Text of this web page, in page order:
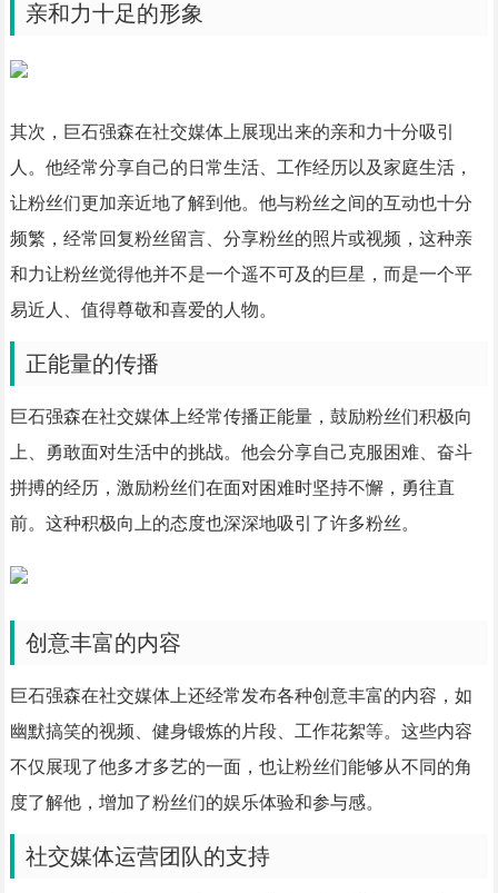
亲和力十足的形象
其次，巨石强森在社交媒体上展现出来的亲和力十分吸引
人。他经常分享自己的日常生活、工作经历以及家庭生活，
让粉丝们更加亲近地了解到他。他与粉丝之间的互动也十分
频繁，经常回复粉丝留言、分享粉丝的照片或视频，这种亲
和力让粉丝觉得他并不是一个遥不可及的巨星，而是一个平
易近人、值得尊敬和喜爱的人物。
正能量的传播
巨石强森在社交媒体上经常传播正能量，鼓励粉丝们积极向
上、勇敢面对生活中的挑战。他会分享自己克服困难、奋斗
拼搏的经历，激励粉丝们在面对困难时坚持不懈，勇往直
前。这种积极向上的态度也深深地吸引了许多粉丝。
创意丰富的内容
巨石强森在社交媒体上还经常发布各种创意丰富的内容，如
幽默搞笑的视频、健身锻炼的片段、工作花絮等。这些内容
不仅展现了他多才多艺的一面，也让粉丝们能够从不同的角
度了解他，增加了粉丝们的娱乐体验和参与感。
社交媒体运营团队的支持